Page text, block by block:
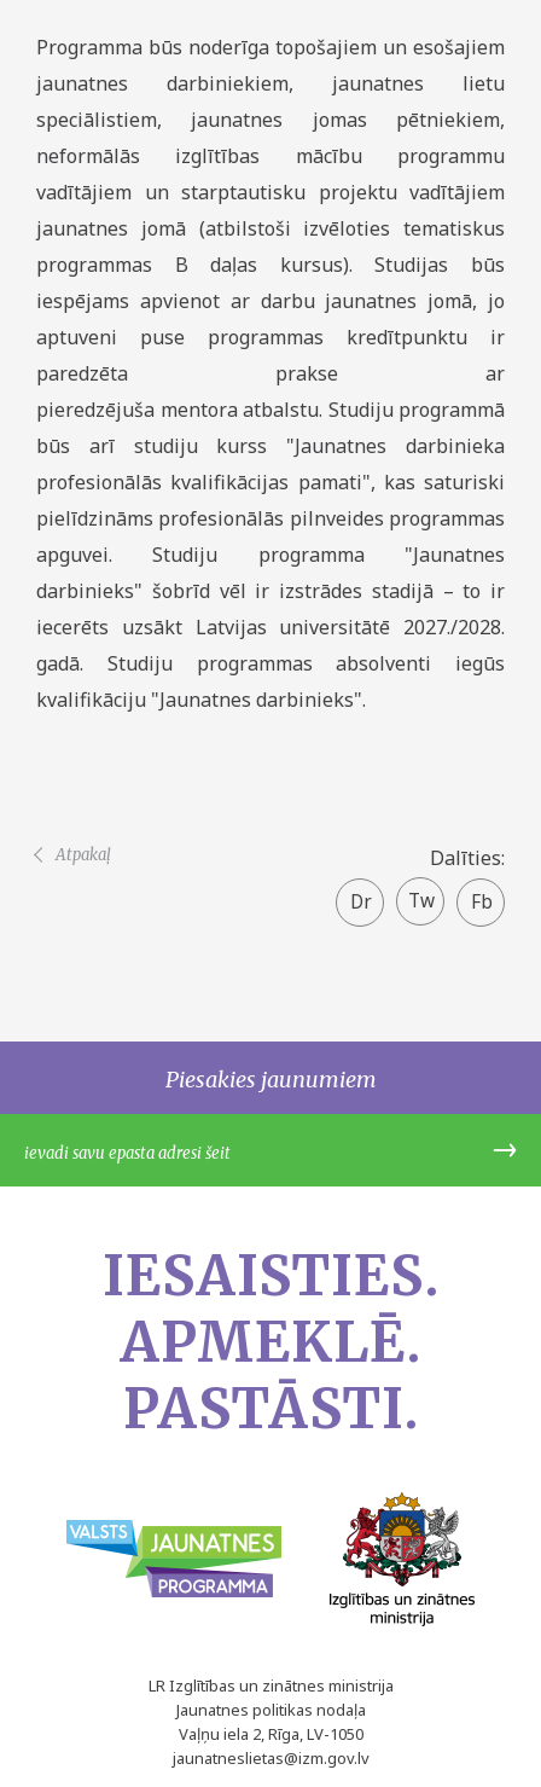
Dalīties:
Facebook
share
Twitter
Programma būs noderīga topošajiem un esošajiem
jaunatnes darbiniekiem, jaunatnes lietu
speciālistiem, jaunatnes jomas pētniekiem,
neformālās izglītības mācību programmu
vadītājiem un starptautisku projektu vadītājiem
jaunatnes jomā (atbilstoši izvēloties tematiskus
programmas B daļas kursus). Studijas būs
iespējams apvienot ar darbu jaunatnes jomā, jo
aptuveni puse programmas kredītpunktu ir
paredzēta prakse ar
pieredzējuša mentora atbalstu. Studiju programmā
būs arī studiju kurss "Jaunatnes darbinieka
profesionālās kvalifikācijas pamati", kas saturiski
pielīdzināms profesionālās pilnveides programmas
apguvei. Studiju programma "Jaunatnes
darbinieks" šobrīd vēl ir izstrādes stadijā – to ir
iecerēts uzsākt Latvijas universitātē 2027./2028.
gadā. Studiju programmas absolventi iegūs
kvalifikāciju "Jaunatnes darbinieks".
Atpakaļ
Piesakies jaunumiem
IESAISTIES.
APMEKLĒ.
PASTĀSTI.
LR Izglītības un zinātnes ministrija
Jaunatnes politikas nodaļa
Vaļņu iela 2, Rīga, LV-1050
jaunatneslietas@izm.gov.lv